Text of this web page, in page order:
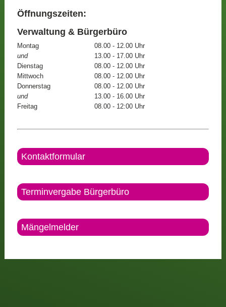
Öffnungszeiten:
Verwaltung & Bürgerbüro
Montag
08.00 - 12.00 Uhr
und
13.00 - 17.00 Uhr
Dienstag
08.00 - 12.00 Uhr
Mittwoch
08.00 - 12.00 Uhr
Donnerstag
08.00 - 12.00 Uhr
und
13.00 - 16.00 Uhr
Freitag
08.00 - 12:00 Uhr
Kontaktformular
Terminvergabe Bürgerbüro
Mängelmelder